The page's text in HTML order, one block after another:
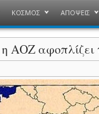
ΚΟΣΜΟΣ ΑΠΟΨΕΙΣ
ΑΟΖ αφοπλίζει